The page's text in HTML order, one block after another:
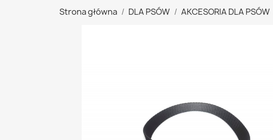
Strona główna DLA PSÓW AKCESORIA DLA PSÓW